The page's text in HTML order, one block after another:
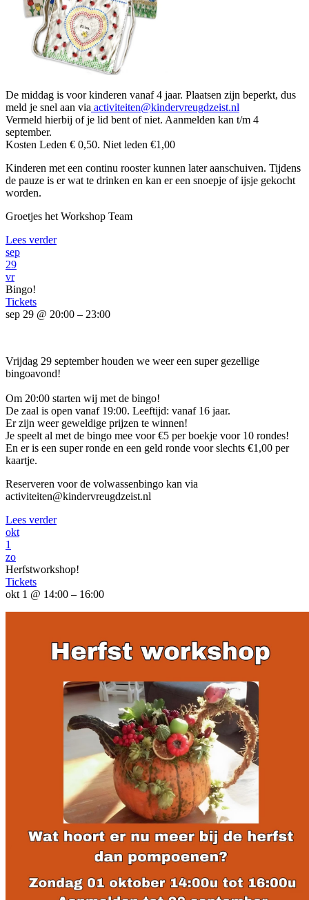
De middag is voor kinderen vanaf 4 jaar. Plaatsen zijn beperkt, dus
meld je snel aan via activiteiten@kindervreugdzeist.nl
Vermeld hierbij of je lid bent of niet. Aanmelden kan t/m 4
september.
Kosten Leden € 0,50. Niet leden €1,00
Kinderen met een continu rooster kunnen later aanschuiven. Tijdens
de pauze is er wat te drinken en kan er een snoepje of ijsje gekocht
worden.
Groetjes het Workshop Team
Lees verder
sep
29
vr
Bingo!
Tickets
sep 29 @ 20:00 – 23:00
Vrijdag 29 september houden we weer een super gezellige
bingoavond!
Om 20:00 starten wij met de bingo!
De zaal is open vanaf 19:00. Leeftijd: vanaf 16 jaar.
Er zijn weer geweldige prijzen te winnen!
Je speelt al met de bingo mee voor €5 per boekje voor 10 rondes!
En er is een super ronde en een geld ronde voor slechts €1,00 per
kaartje.
Reserveren voor de volwassenbingo kan via
activiteiten@kindervreugdzeist.nl
Lees verder
okt
1
zo
Herfstworkshop!
Tickets
okt 1 @ 14:00 – 16:00